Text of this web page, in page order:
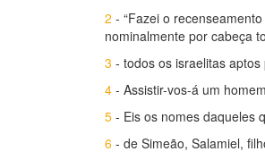
2 - “Fazei o
nominalmente por cabeça
3 - todos os israelitas
4 - Assistir-vos-á um
5 - Eis os nomes daqueles
6 - de Simeão, Salamiel,